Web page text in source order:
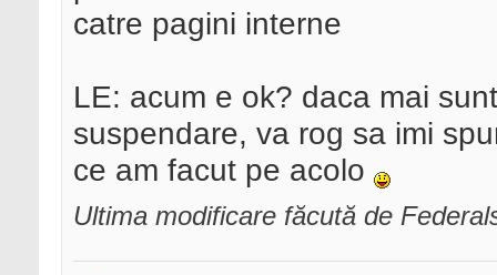
catre pagini interne
LE: acum e ok? daca mai
suspendare, va rog sa imi
ce am facut pe acolo
Ultima modificare făcută de